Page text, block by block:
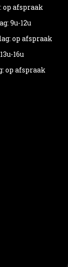
op afspraak
9u-12u
op afspraak
16u
op afspraak